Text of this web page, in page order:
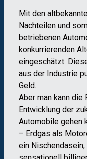
Mit den
Nachteilen und
betriebenen
konkurrierenden
eingeschätzt.
aus der Industrie
Geld.
Aber man kann die
Entwicklung der
Automobile gehen
– Erdgas als
ein